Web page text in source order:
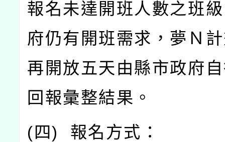
報名未達開班人數之班
府仍有開班需求，夢Ｎ
再開放五天由縣市政府
回報彙整結果。
( 四) 報名方式：